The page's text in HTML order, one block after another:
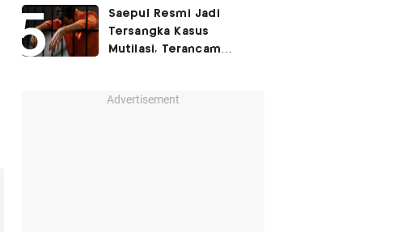
Rocuronium
Saepul Resmi Jadi
Tersangka Kasus
Mutilasi, Terancam
Advertisement